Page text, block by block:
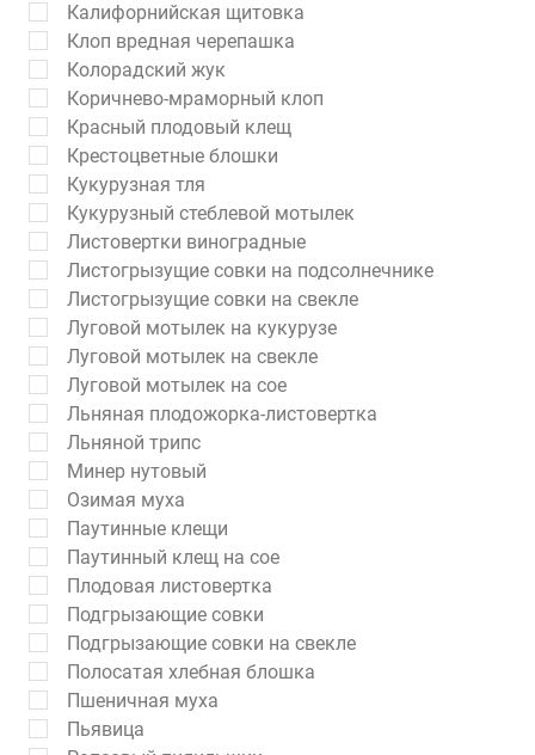
Калифорнийская щитовка
Клоп вредная черепашка
Колорадский жук
Коричнево-мраморный клоп
Красный плодовый клещ
Крестоцветные блошки
Кукурузная тля
Кукурузный стеблевой мотылек
Листовертки виноградные
Листогрызущие совки на подсолнечнике
Листогрызущие совки на свекле
Луговой мотылек на кукурузе
Луговой мотылек на свекле
Луговой мотылек на сое
Льняная плодожорка-листовертка
Льняной трипс
Минер нутовый
Озимая муха
Паутинные клещи
Паутинный клещ на сое
Плодовая листовертка
Подгрызающие совки
Подгрызающие совки на свекле
Полосатая хлебная блошка
Пшеничная муха
Пьявица